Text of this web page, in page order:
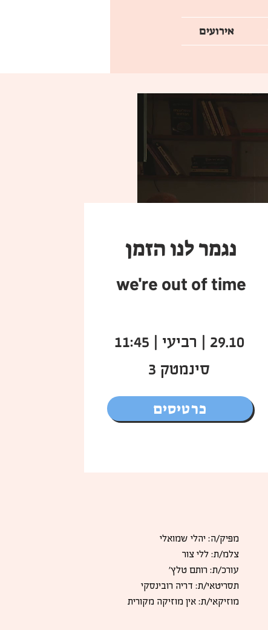
אירועים
נגמר לנו הזמן
we're out of time
29.10 | רביעי | 11:45
סינמטק 3
כרטיסים
מפיק/ה: יהלי שמואלי
צלמ/ת: ללי צור
עורכ/ת: רותם טלץ'
תסריטאי/ת: דריה רובינסקי
מוזיקאי/ת: אין מוזיקה מקורית